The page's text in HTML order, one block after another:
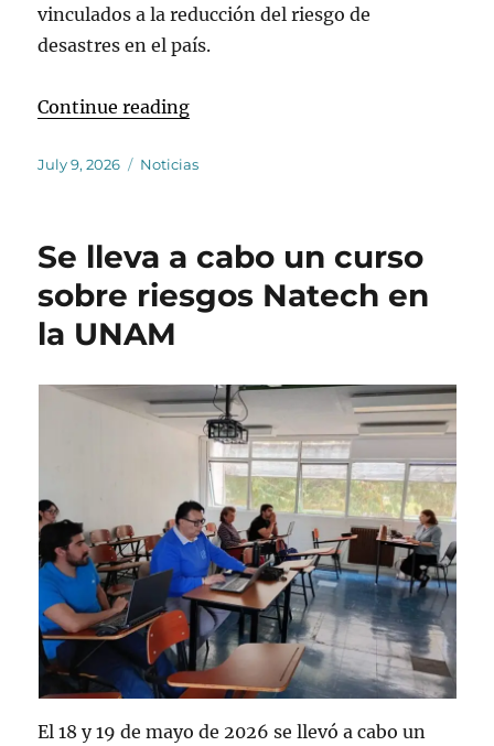
vinculados a la reducción del riesgo de
desastres en el país.
Continue reading“Se realiza un seminario
Posted
July 9, 2026 Categories
Noticias
Se lleva a cabo un curso
sobre riesgos Natech en
la UNAM
El 18 y 19 de mayo de 2026 se llevó a cabo un